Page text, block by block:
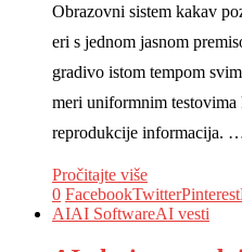
Obrazovni sistem kakav
eri s jednom jasnom
gradivo istom tempom
meri uniformnim
reprodukcije informacija.
Pročitajte više
0 FacebookTwitterPinterest
AIAI SoftwareAI vesti